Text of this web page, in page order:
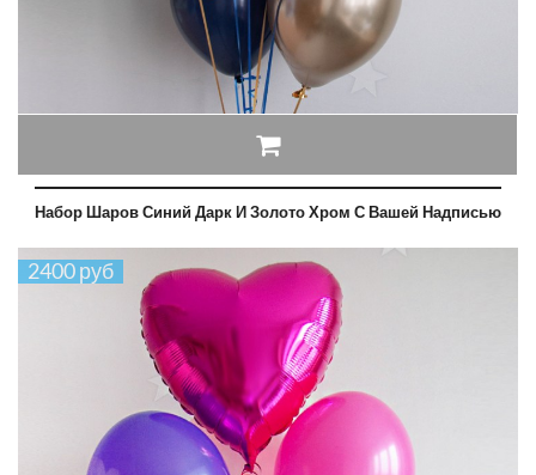
Набор Шаров Синий Дарк И Золото Хром С Вашей Надписью
2400 руб